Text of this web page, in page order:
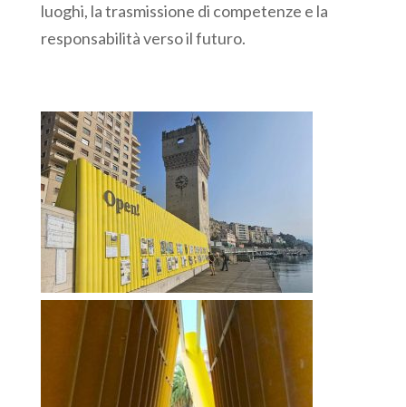
luoghi, la trasmissione di competenze e la
responsabilità verso il futuro.